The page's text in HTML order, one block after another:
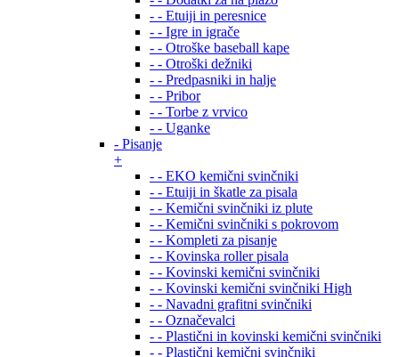
- - Etuiji in peresnice
- - Igre in igrače
- - Otroške baseball kape
- - Otroški dežniki
- - Predpasniki in halje
- - Pribor
- - Torbe z vrvico
- - Uganke
- Pisanje
+
- - EKO kemični svinčniki
- - Etuiji in škatle za pisala
- - Kemični svinčniki iz plute
- - Kemični svinčniki s pokrovom
- - Kompleti za pisanje
- - Kovinska roller pisala
- - Kovinski kemični svinčniki
- - Kovinski kemični svinčniki High
- - Navadni grafitni svinčniki
- - Označevalci
- - Plastični in kovinski kemični svinčniki
- - Plastični kemični svinčniki